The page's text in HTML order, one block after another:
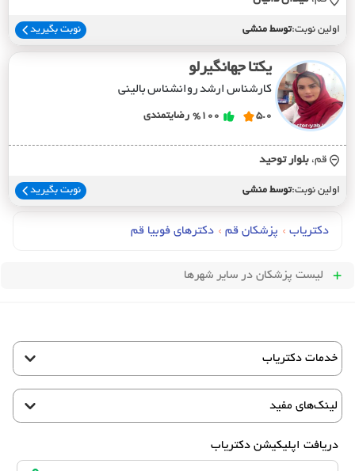
اولین نوبت:توسط منشی نوبت بگیرید
یکتا جهانگیرلو
کارشناس ارشد روانشناس بالینی
5.0
%100 رضایتمندی
قم، بلوار توحيد
اولین نوبت:توسط منشی نوبت بگیرید
دکتریاب › پزشکان قم › دکترهای فوبیا قم
لیست پزشکان در سایر شهرها
خدمات دکتریاب
لینک‌های مفید
دریافت اپلیکیشن دکتریاب